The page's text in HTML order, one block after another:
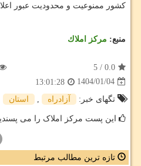
کشور ممنوعیت و محدودیت عبور
منبع: مركز املاك
0.0
/
5
1404/01/04
13:01:28
تگهای خبر:
آزادراه , استان
این پست مرکز املاک را می
تازه ترین مطالب مرتبط